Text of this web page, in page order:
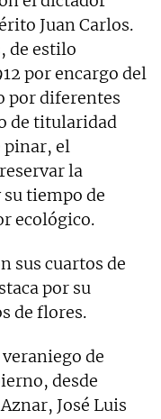
Juan Carlos.
de estilo
por encargo del
por diferentes
de titularidad
pinar, el
la
tiempo de
ecológico.
sus cuartos de
por su
de flores.
de
desde
José Luis